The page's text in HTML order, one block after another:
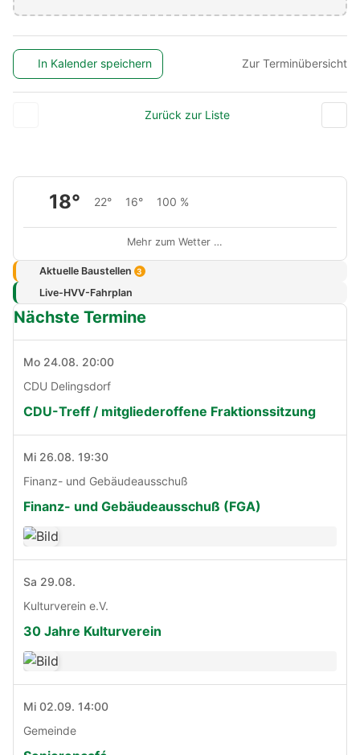
In Kalender speichern Zur Terminübersicht
Zurück zur Liste
18° 22° 16° 100 %
Mehr zum Wetter …
Aktuelle Baustellen 3
Live-HVV-Fahrplan
Nächste Termine
Mo 24.08. 20:00
CDU Delingsdorf
CDU-Treff / mitgliederoffene Fraktionssitzung
Mi 26.08. 19:30
Finanz- und Gebäudeausschuß
Finanz- und Gebäudeausschuß (FGA)
Sa 29.08.
Kulturverein e.V.
30 Jahre Kulturverein
Mi 02.09. 14:00
Gemeinde